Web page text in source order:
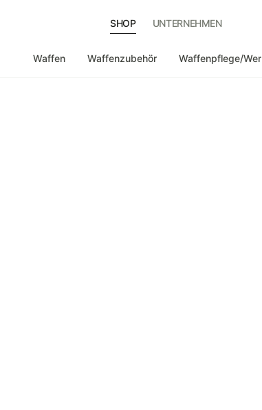
SHOP UNTERNEHMEN
Waffen Waffenzubehör Waffenpflege/